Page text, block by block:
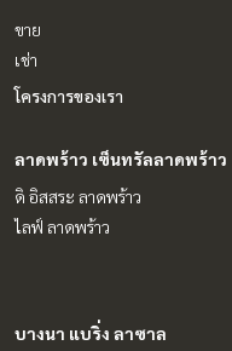
ขาย
เช่า
โครงการของเรา
ลาดพร้าว เซ็นทรัลลาดพร้าว
ดิ อิสสระ ลาดพร้าว
ไลฟ์ ลาดพร้าว
บางนา แบริ่ง ลาซาล